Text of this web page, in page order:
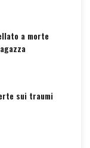
a morte
sui traumi